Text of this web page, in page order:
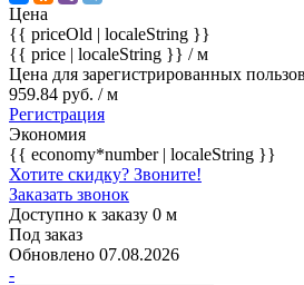
Цена
{{ priceOld | localeString }}
{{ price | localeString }} / м
Цена для зарегистрированных
959.84 руб. / м
Регистрация
Экономия
{{ economy*number | localeString }}
Хотите скидку? Звоните!
Заказать звонок
Доступно к заказу 0 м
Под заказ
Обновлено 07.08.2026
-